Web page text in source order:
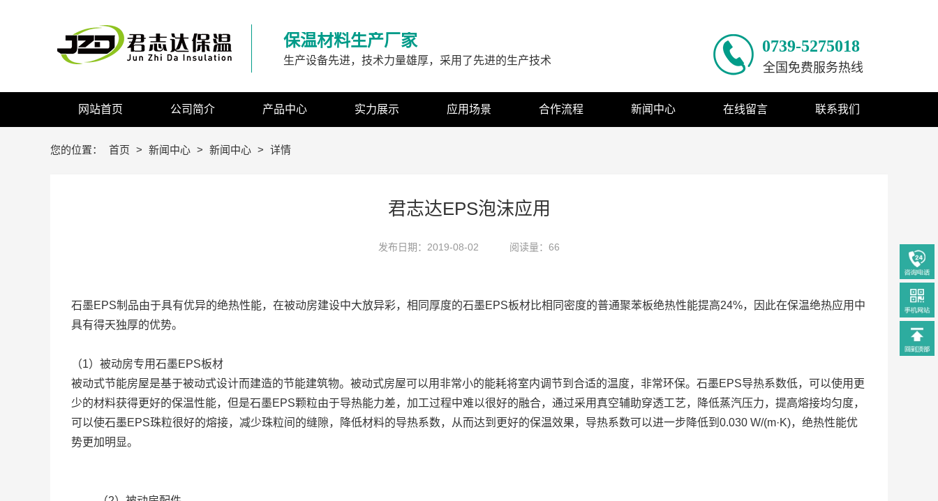
网站首页 公司简介 产品中心 实力展示 应用场景 合作流程 新闻中心 在线留言 联系我们
生产设备先进，技术力量雄厚，采用了先进的生产技术
全国免费服务热线
保温材料生产厂家 0739-5275018
您的位置： 首页 > 新闻中心 > 新闻中心 > 详情
君志达EPS泡沫应用
发布日期：2019-08-02 阅读量：66
石墨EPS制品由于具有优异的绝热性能，在被动房建设中大放异彩，相同厚度的石墨EPS板材比相同密度的普通聚苯板绝热性能提高24%，因此在保温绝热应用中
具有得天独厚的优势。
（1）被动房专用石墨EPS板材
被动式节能房屋是基于被动式设计而建造的节能建筑物。被动式房屋可以用非常小的能耗将室内调节到合适的温度，非常环保。石墨EPS导热系数低，可以使用更
少的材料获得更好的保温性能，但是石墨EPS颗粒由于导热能力差，加工过程中难以很好的融合，通过采用真空辅助穿透工艺，降低蒸汽压力，提高熔接均匀度，
可以使石墨EPS珠粒很好的熔接，减少珠粒间的缝隙，降低材料的导热系数，从而达到更好的保温效果，导热系数可以进一步降低到0.030 W/(m·K)，绝热性能优
势更加明显。